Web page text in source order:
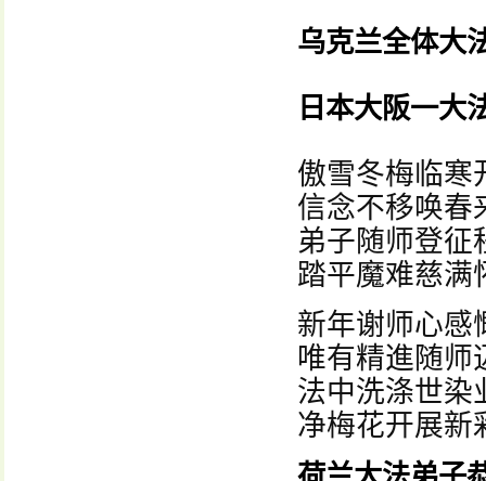
乌克兰全体大
日本大阪一大
傲雪冬梅临寒
信念不移唤春
弟子随师登征
踏平魔难慈满
新年谢师心感
唯有精進随师
法中洗涤世染
净梅花开展新